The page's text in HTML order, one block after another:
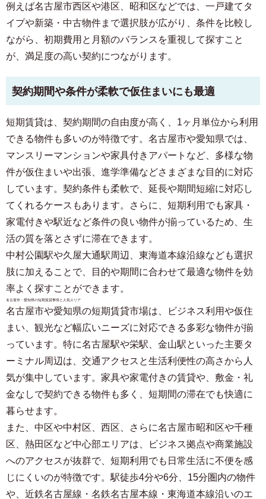
例えば名古屋市西区や港区、昭和区などでは、一戸建てタ
イプや新築・中古物件まで選択肢が広がり、条件を比較し
ながら、初期費用と月額のバランスを重視して探すこと
が、満足度の高い契約につながります。
契約期間や条件が柔軟で仮住まいにも最適
短期賃貸は、契約期間の自由度が高く、1ヶ月単位から利用
できる物件も多いのが特徴です。名古屋市や愛知県では、
マンスリーマンションや家具付きアパートなど、多様な物
件が仮住まいや出張、進学準備などさまざまな目的に対応
しています。契約条件も柔軟で、延長や期間短縮に対応し
てくれるケースもあります。さらに、短期利用でも家具・
家電付きや駅近など条件の良い物件が揃っているため、生
活の質を落とさずに滞在できます。
中村公園駅や久屋大通駅周辺、東海道本線沿線なども選択
肢に加えることで、目的や期間に合わせて最適な物件を効
率よく探すことができます。
名古屋市・愛知県の短期賃貸事情と人気エリア
名古屋市や愛知県の短期賃貸市場は、ビジネス利用や仮住
まい、観光など幅広いニーズに対応できる多彩な物件が揃
っています。特に名古屋駅や栄駅、金山駅といった主要タ
ーミナル周辺は、交通アクセスと生活利便性の高さから人
気が集中しています。家具や家電付きの賃貸や、敷金・礼
金なしで契約できる物件も多く、短期間の滞在でも快適に
暮らせます。
また、中区や中村区、西区、さらに名古屋市昭和区や千種
区、熱田区など中心部エリアは、ビジネス拠点や商業施設
へのアクセスが抜群で、短期利用でも日常生活に不便を感
じにくいのが特徴です。駅徒歩4分や6分、15分圏内の物件
や、近鉄名古屋線・名鉄名古屋本線・東海道本線沿いのエ